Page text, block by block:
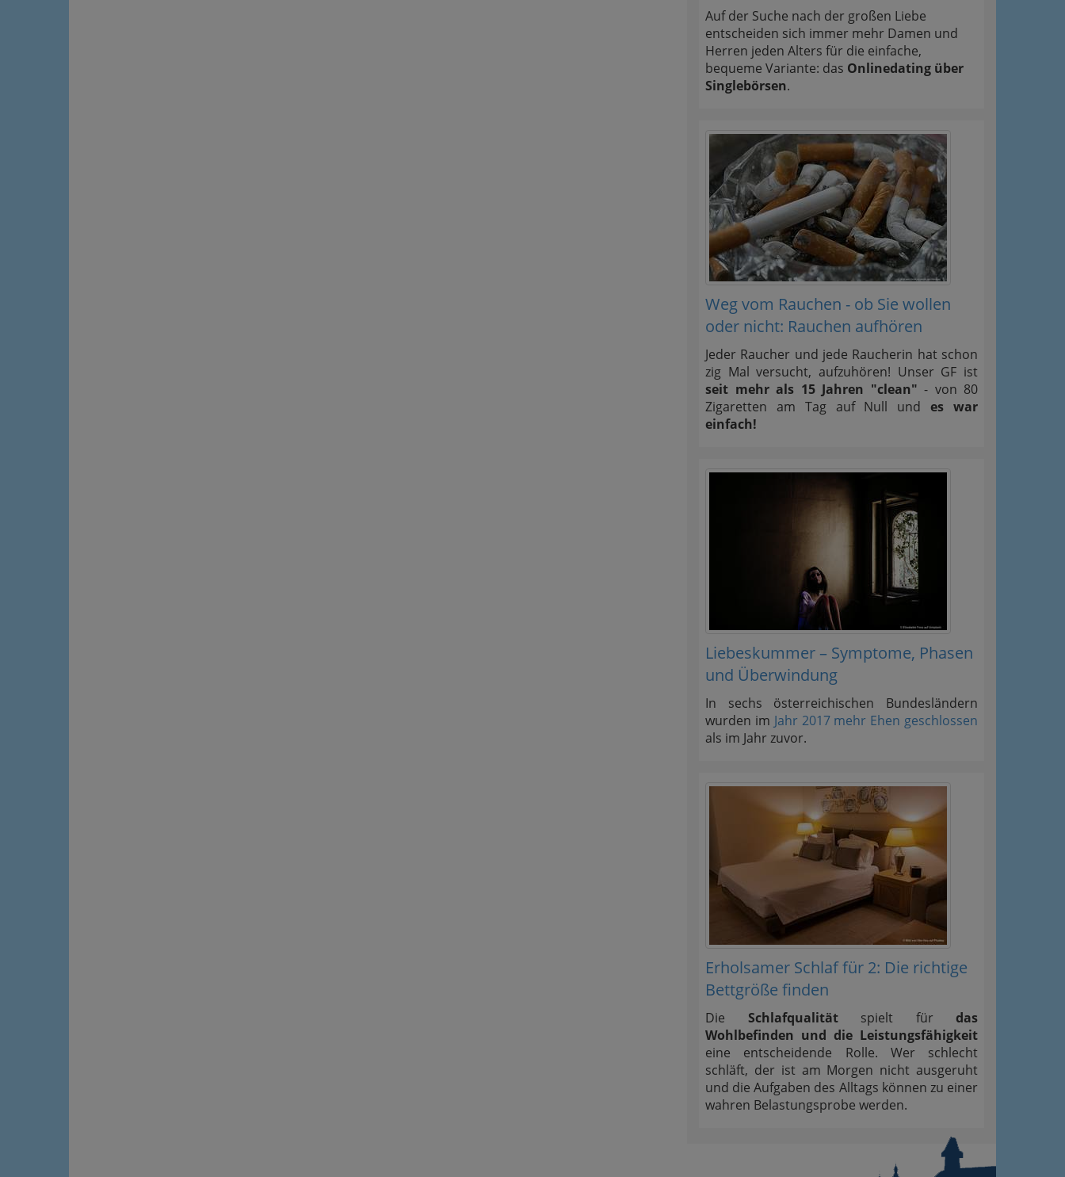
Auf der Suche nach der großen Liebe
entscheiden sich immer mehr Damen und
Herren jeden Alters für die einfache,
bequeme Variante: das Onlinedating über
Singlebörsen.
Weg vom Rauchen - ob Sie wollen
oder nicht: Rauchen aufhören
Jeder Raucher und jede Raucherin hat schon
zig Mal versucht, aufzuhören! Unser GF ist
seit mehr als 15 Jahren "clean" - von 80
Zigaretten am Tag auf Null undes war
einfach!
Liebeskummer – Symptome, Phasen
und Überwindung
In sechs österreichischen Bundesländern
wurden im Jahr 2017 mehr Ehen geschlossen
als im Jahr zuvor.
Erholsamer Schlaf für 2: Die richtige
Bettgröße finden
Die Schlafqualitätspielt für das
Wohlbefinden und die Leistungsfähigkeit
eine entscheidende Rolle. Wer schlecht
schläft, der ist am Morgen nicht ausgeruht
und die Aufgaben des Alltags können zu einer
wahren Belastungsprobe werden.